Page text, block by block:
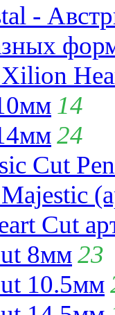
-
14
24
Cut
Cut
8мм23
10.5мм